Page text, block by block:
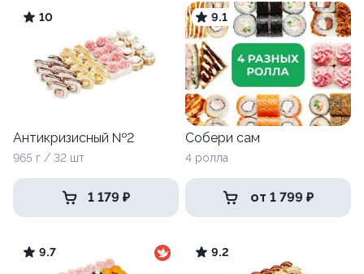
10
Антикризисный №2
965 г / 32 шт
1 179 ₽
9.1
Собери сам
4 ролла
от 1 799 ₽
9.7 9.2